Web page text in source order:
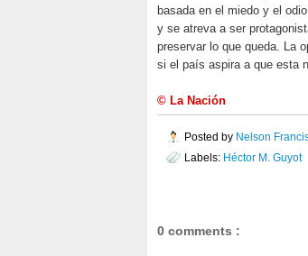
basada en el miedo y el
y se atreva a ser
preservar lo que queda. La
si el país aspira a que esta
© La Nación
Posted by Nelson
Labels: Héctor M. Guyot
0 comments :